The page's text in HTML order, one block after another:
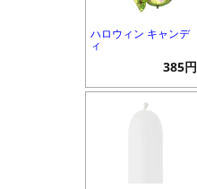
ハロウィン キャンデ
ィ
385円